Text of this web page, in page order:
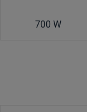
700 W